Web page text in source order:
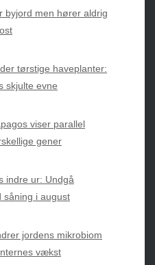
byjord men hører aldrig
tørstige haveplanter:
skjulte evne
viser parallel
gener
indre ur: Undgå
såning i august
jordens mikrobiom
vækst